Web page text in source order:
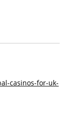
casinos-for-uk-